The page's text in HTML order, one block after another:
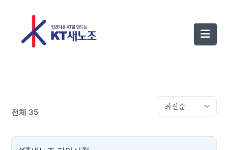
전체 35